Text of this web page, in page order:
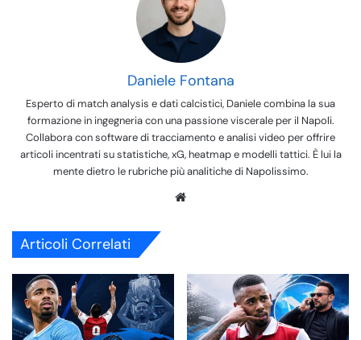
Daniele Fontana
Esperto di match analysis e dati calcistici, Daniele combina la sua
formazione in ingegneria con una passione viscerale per il Napoli.
Collabora con software di tracciamento e analisi video per offrire
articoli incentrati su statistiche, xG, heatmap e modelli tattici. È lui la
mente dietro le rubriche più analitiche di Napolissimo.
Articoli Correlati